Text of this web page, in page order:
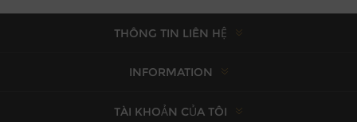
THÔNG TIN LIÊN HỆ
INFORMATION
TÀI KHOẢN CỦA TÔI